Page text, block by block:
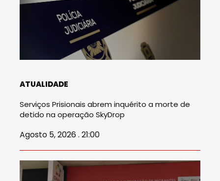
ATUALIDADE
Serviços Prisionais abrem inquérito a morte de
detido na operação SkyDrop
Agosto 5, 2026 . 21:00